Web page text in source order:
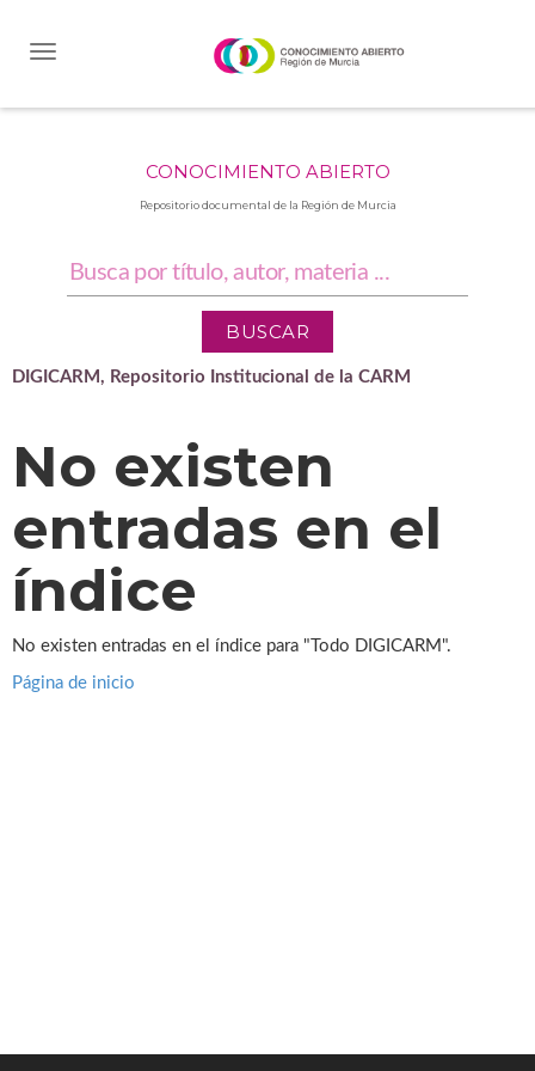
CONOCIMIENTO ABIERTO
Repositorio documental de la Región de Murcia
DIGICARM, Repositorio Institucional de la CARM
No existen
entradas en el
índice
No existen entradas en el índice para "Todo DIGICARM".
Página de inicio